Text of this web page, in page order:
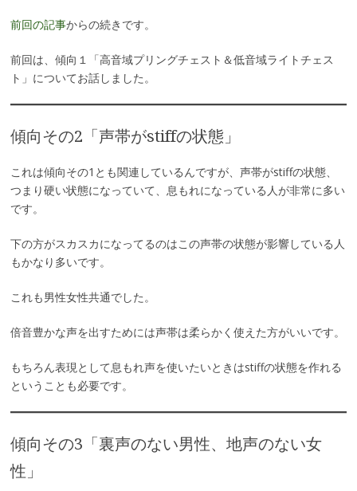
前回の記事からの続きです。
前回は、傾向１「高音域プリングチェスト＆低音域ライトチェス
ト」についてお話しました。
傾向その2「声帯がstiffの状態」
これは傾向その1とも関連しているんですが、声帯がstiffの状態、
つまり硬い状態になっていて、息もれになっている人が非常に多い
です。
下の方がスカスカになってるのはこの声帯の状態が影響している人
もかなり多いです。
これも男性女性共通でした。
倍音豊かな声を出すためには声帯は柔らかく使えた方がいいです。
もちろん表現として息もれ声を使いたいときはstiffの状態を作れる
ということも必要です。
傾向その3「裏声のない男性、地声のない女
性」